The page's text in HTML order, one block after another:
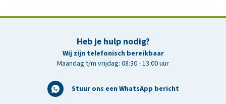
Heb je hulp nodig?
Wij zijn telefonisch bereikbaar
Maandag t/m vrijdag: 08:30 - 13:00 uur
Stuur ons een WhatsApp bericht